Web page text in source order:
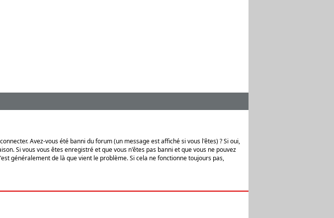
Avez-vous été banni du forum (un message est affiché si vous l'êtes) ? Si oui,
Si vous vous êtes enregistré et que vous n'êtes pas banni et que vous ne pouvez
généralement de là que vient le problème. Si cela ne fonctionne toujours pas,